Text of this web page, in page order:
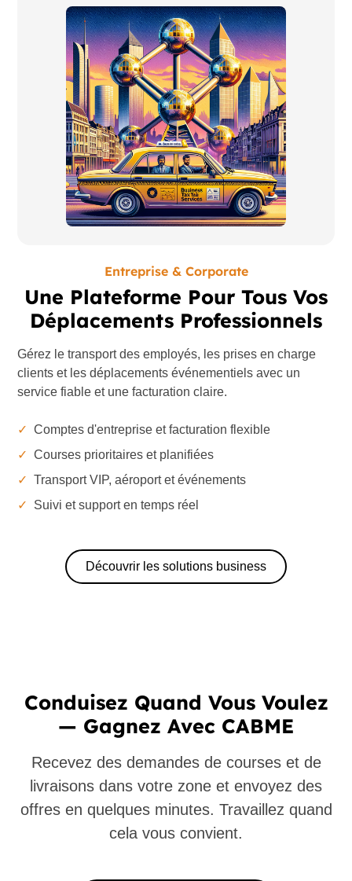
Entreprise & Corporate
Une Plateforme Pour Tous Vos
Déplacements Professionnels
Gérez le transport des employés, les prises en charge
clients et les déplacements événementiels avec un
service fiable et une facturation claire.
✓
Comptes d'entreprise et facturation flexible
✓
Courses prioritaires et planifiées
✓
Transport VIP, aéroport et événements
✓
Suivi et support en temps réel
Découvrir les solutions business
Conduisez Quand Vous Voulez
— Gagnez Avec CABME
Recevez des demandes de courses et de
livraisons dans votre zone et envoyez des
offres en quelques minutes. Travaillez quand
cela vous convient.